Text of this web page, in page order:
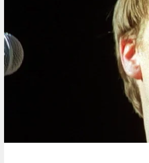
veranstaltungen
shop
genossenschaft